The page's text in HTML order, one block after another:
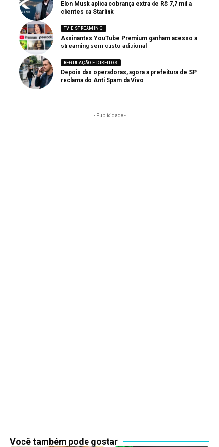
Elon Musk aplica cobrança extra de R$ 7,7 mil a
clientes da Starlink
TV E STREAMING
Assinantes YouTube Premium ganham acesso a
streaming sem custo adicional
REGULAÇÃO E DIREITOS
Depois das operadoras, agora a prefeitura de SP
reclama do Anti Spam da Vivo
- Publicidade -
Você também pode gostar